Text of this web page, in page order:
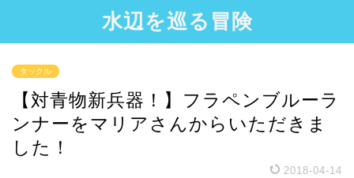
水辺を巡る冒険
タックル
【対青物新兵器！】フラペンブルーラ
ンナーをマリアさんからいただきま
した！
2018-04-14